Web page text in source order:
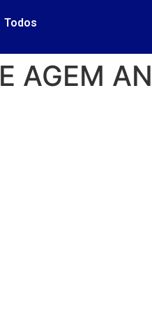
Todos
AGEM